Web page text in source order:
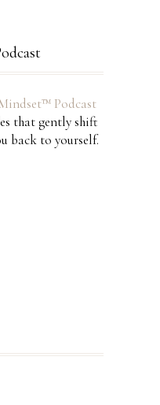
Podcast
that gently shift
back to yourself.